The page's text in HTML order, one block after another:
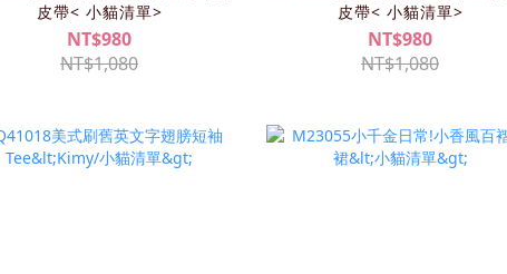
皮帶< 小貓清單>
NT$980
NT$1,080
皮帶< 小貓清單>
NT$980
NT$1,080